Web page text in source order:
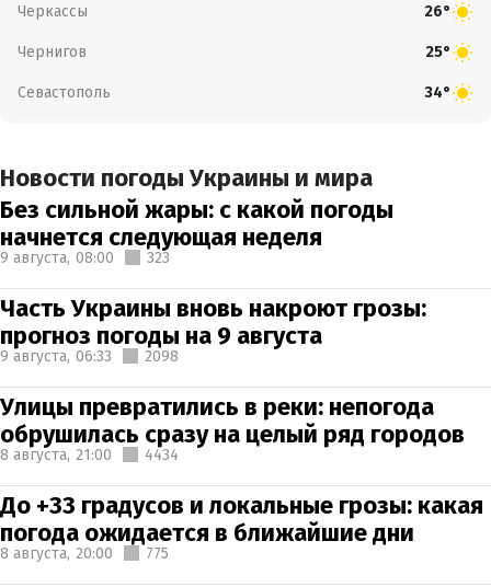
Черкассы 26°
Чернигов 25°
Севастополь 34°
Новости погоды Украины и мира
Без сильной жары: с какой погоды
начнется следующая неделя
9 августа, 08:00 323
Часть Украины вновь накроют грозы:
прогноз погоды на 9 августа
9 августа, 06:33 2098
Улицы превратились в реки: непогода
обрушилась сразу на целый ряд городов
8 августа, 21:00 4434
До +33 градусов и локальные грозы: какая
погода ожидается в ближайшие дни
8 августа, 20:00 775